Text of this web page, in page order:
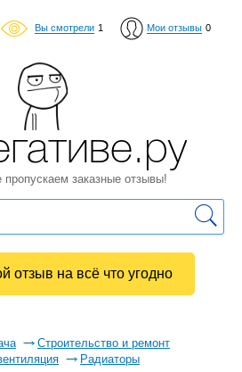
Вы смотрели 1 Мои отзывы 0
Строительство и ремонт
Радиаторы
пропускаем заказные отзывы!
отзыв на всё что угодно